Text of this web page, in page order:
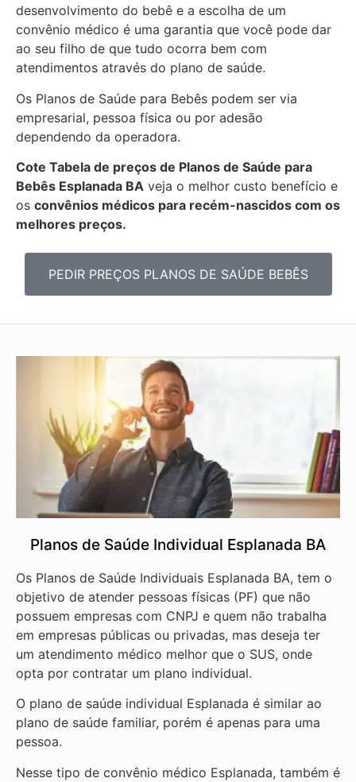
desenvolvimento do bebê e a escolha de um
convênio médico é uma garantia que você pode dar
ao seu filho de que tudo ocorra bem com
atendimentos através do plano de saúde.
Os Planos de Saúde para Bebês podem ser via
empresarial, pessoa física ou por adesão
dependendo da operadora.
Cote Tabela de preços de Planos de Saúde para
Bebês Esplanada BA veja o melhor custo benefício e
os convênios médicos para recém-nascidos com os
melhores preços.
PEDIR PREÇOS PLANOS DE SAÚDE BEBÊS
Planos de Saúde Individual Esplanada BA
Os Planos de Saúde Individuais Esplanada BA, tem o
objetivo de atender pessoas físicas (PF) que não
possuem empresas com CNPJ e quem não trabalha
em empresas públicas ou privadas, mas deseja ter
um atendimento médico melhor que o SUS, onde
opta por contratar um plano individual.
O plano de saúde individual Esplanada é similar ao
plano de saúde familiar, porém é apenas para uma
pessoa.
Nesse tipo de convênio médico Esplanada, também é